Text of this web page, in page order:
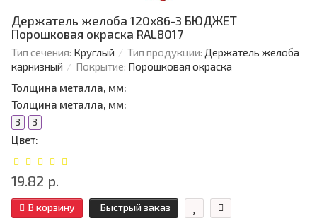
Держатель желоба 120х86-3 БЮДЖЕТ
Порошковая окраска RAL8017
Тип сечения: Круглый Тип продукции: Держатель желоба
карнизный
Покрытие: Порошковая окраска
Толщина металла, мм:
Толщина металла, мм:
3 3
Цвет:
19.82 р.
В корзину Быстрый заказ